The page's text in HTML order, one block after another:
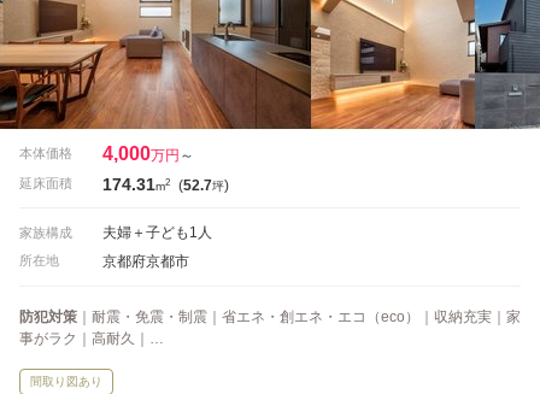
本体価格 4,000万円 ～
延床面積 174.31m2 (52.7坪)
家族構成 夫婦＋子ども1人
所在地 京都府京都市
防犯対策 ｜耐震・免震・制震｜省エネ・創エネ・エコ（eco）｜収納充実｜家
事がラク｜高耐久｜…
間取り図あり